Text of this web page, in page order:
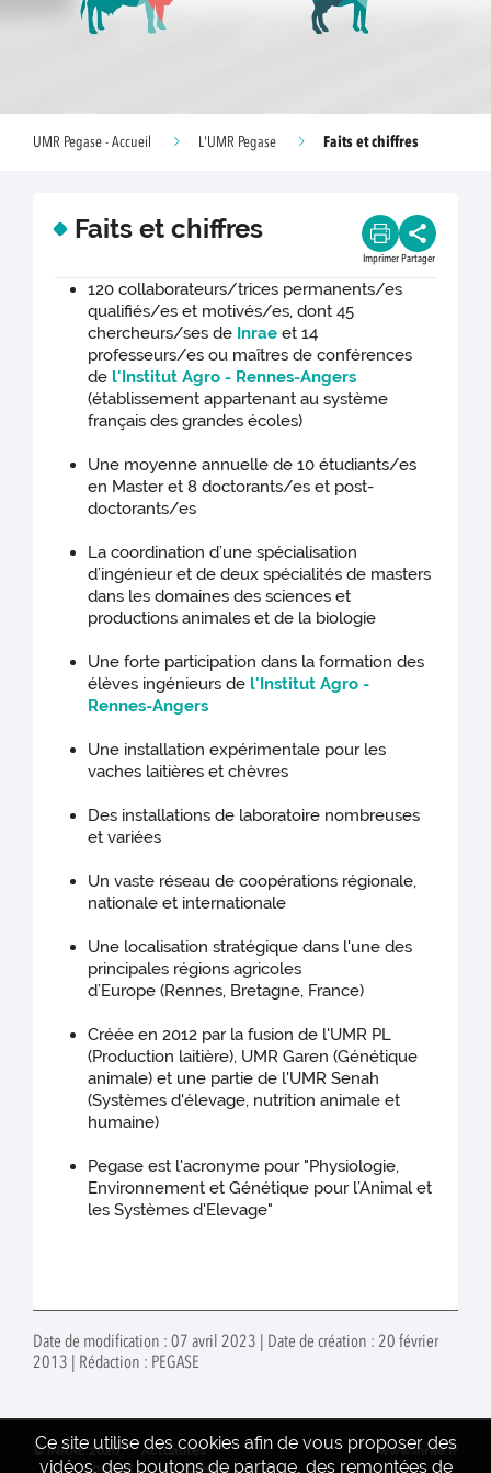
UMR Pegase - Accueil L'UMR Pegase Faits et chiffres
Faits et chiffres
Imprimer Partager
120 collaborateurs/trices permanents/es
qualifiés/es et motivés/es, dont 45
chercheurs/ses de Inraeet 14
professeurs/es ou maîtres de conférences
del'Institut Agro - Rennes-Angers
(établissement appartenant au système
français des grandes écoles)
Une moyenne annuelle de 10 étudiants/es
en Master et 8 doctorants/es et post-
doctorants/es
La coordination d’une spécialisation
d’ingénieur et de deux spécialités de masters
dans les domaines des sciences et
productions animales et de la biologie
Une forte participation dans la formation des
élèves ingénieurs del'Institut Agro -
Rennes-Angers
Une installation expérimentale pour les
vaches laitières et chèvres
Des installations de laboratoire nombreuses
et variées
Un vaste réseau de coopérations régionale,
nationale et internationale
Une localisation stratégique dans l'une des
principales régions agricoles
d’Europe (Rennes, Bretagne, France)
Créée en 2012 par la fusion de l'UMR PL
(Production laitière), UMR Garen (Génétique
animale) et une partie de l'UMR Senah
(Systèmes d'élevage, nutrition animale et
humaine)
Pegase est l'acronyme pour "Physiologie,
Environnement et Génétique pour l’Animal et
les Systèmes d'Elevage"
Date de modification : 07 avril 2023 | Date de création : 20 février
2013 | Rédaction : PEGASE
Ce site utilise des cookies afin de vous proposer des
vidéos, des boutons de partage, des remontées de
© INRAE 2026
Actualités
Contact
Crédits
www.inrae.fr